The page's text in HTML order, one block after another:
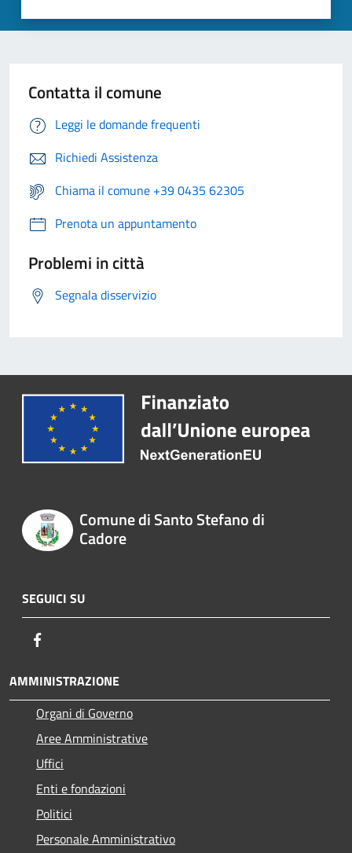
Contatta il comune
Leggi le domande frequenti
Richiedi Assistenza
Chiama il comune +39 0435 62305
Prenota un appuntamento
Problemi in città
Segnala disservizio
Comune di Santo Stefano di
Cadore
SEGUICI SU
AMMINISTRAZIONE
Organi di Governo
Aree Amministrative
Uffici
Enti e fondazioni
Politici
Personale Amministrativo